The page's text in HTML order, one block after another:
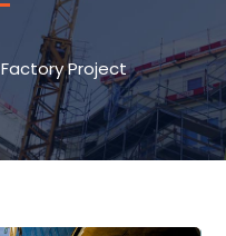
Factory Project